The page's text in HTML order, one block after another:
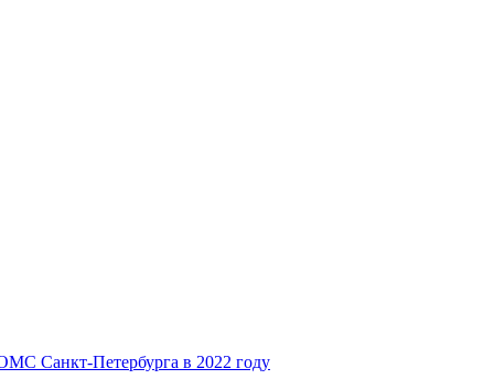
Санкт-Петербурга в 2022 году